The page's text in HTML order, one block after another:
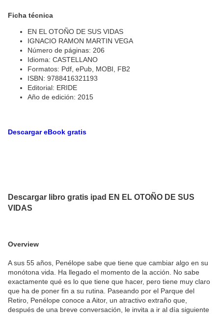
Ficha técnica
EN EL OTOÑO DE SUS VIDAS
IGNACIO RAMON MARTIN VEGA
Número de páginas: 206
Idioma: CASTELLANO
Formatos: Pdf, ePub, MOBI, FB2
ISBN: 9788416321193
Editorial: ERIDE
Año de edición: 2015
Descargar eBook gratis
Descargar libro gratis ipad EN EL OTOÑO DE SUS
VIDAS
Overview
A sus 55 años, Penélope sabe que tiene que cambiar algo en su
monótona vida. Ha llegado el momento de la acción. No sabe
exactamente qué es lo que tiene que hacer, pero tiene muy claro
que ha de poner fin a su rutina. Paseando por el Parque del
Retiro, Penélope conoce a Aitor, un atractivo extraño que,
después de una breve conversación, le invita a ir al día siguiente